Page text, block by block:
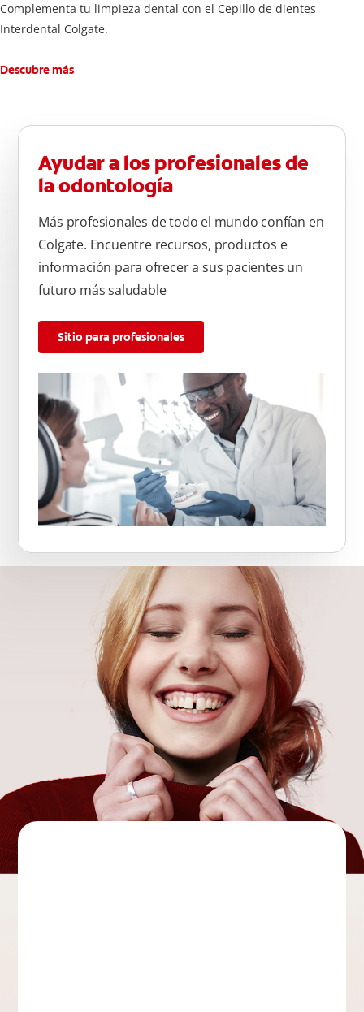
Complementa tu limpieza dental con el Cepillo de dientes
Interdental Colgate.
Descubre más
Ayudar a los profesionales de
la odontología
Más profesionales de todo el mundo confían en
Colgate. Encuentre recursos, productos e
información para ofrecer a sus pacientes un
futuro más saludable
Sitio para profesionales